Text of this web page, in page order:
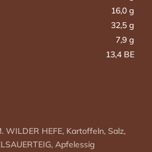
16,0 g
32,5 g
7,9 g
13,4 BE
WILDER HEFE, Kartoffeln, Salz,
Apfelessig